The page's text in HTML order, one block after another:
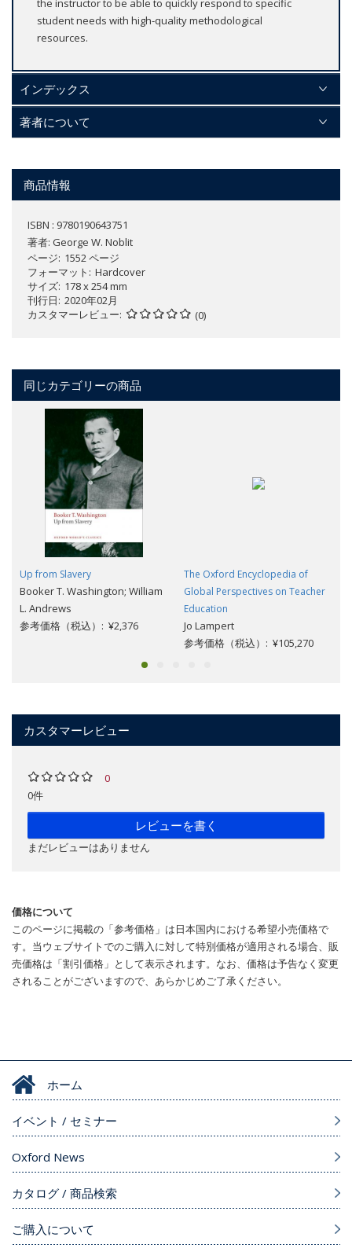
the instructor to be able to quickly respond to specific
student needs with high-quality methodological
resources.
インデックス
著者について
商品情報
ISBN : 9780190643751
著者: George W. Noblit
ページ 1552 ページ
フォーマット
Hardcover
サイズ 178 x 254 mm
刊行日 2020年02月
カスタマーレビュー
(0)
同じカテゴリーの商品
Up from Slavery
Booker T. Washington; William
L. Andrews
参考価格（税込）: ¥2,376
The Oxford Encyclopedia of
Global Perspectives on Teacher
Education
Jo Lampert
参考価格（税込）: ¥105,270
カスタマーレビュー
0
0件
レビューを書く
まだレビューはありません
価格について
このページに掲載の「参考価格」は日本国内における希望小売価格で
す。当ウェブサイトでのご購入に対して特別価格が適用される場合、販
売価格は「割引価格」として表示されます。なお、価格は予告なく変更
されることがございますので、あらかじめご了承ください。
ホーム
イベント / セミナー
Oxford News
カタログ / 商品検索
ご購入について